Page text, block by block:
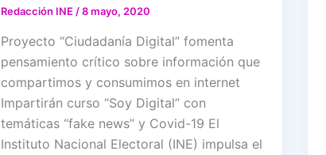
Redacción INE/8 mayo, 2020
Proyecto “Ciudadanía Digital” fomenta
pensamiento crítico sobre información que
compartimos y consumimos en internet
Impartirán curso “Soy Digital” con
temáticas “fake news” y Covid-19 El
Instituto Nacional Electoral (INE) impulsa el